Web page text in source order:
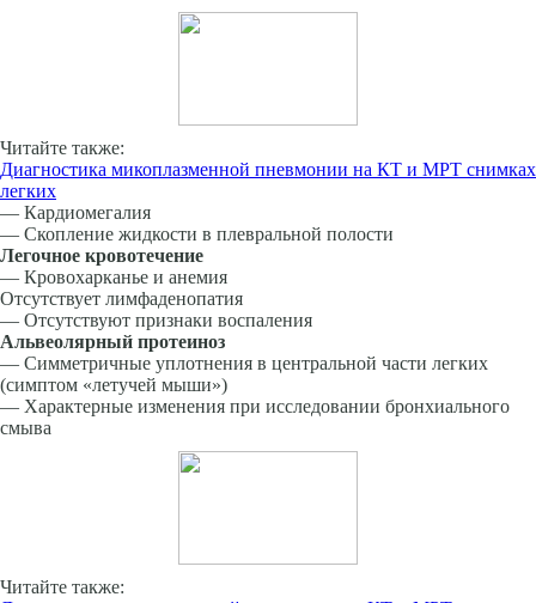
Читайте также:
Диагностика микоплазменной пневмонии на КТ и МРТ снимках
легких
— Кардиомегалия
— Скопление жидкости в плевральной полости
Легочное кровотечение
— Кровохарканье и анемия
Отсутствует лимфаденопатия
— Отсутствуют признаки воспаления
Альвеолярный протеиноз
— Симметричные уплотнения в центральной части легких
(симптом «летучей мыши»)
— Характерные изменения при исследовании бронхиально­го
смыва
Читайте также: